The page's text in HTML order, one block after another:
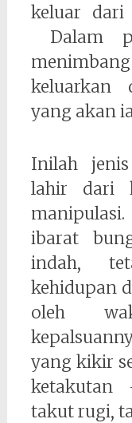
keluar
Dalam
keluarkan
yang akan
Inilah
lahir dari
ibarat
indah,
kehidupan
oleh
yang kikir
ketakutan
takut rugi,